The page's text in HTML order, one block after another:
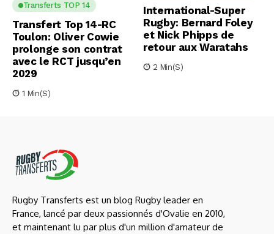
Transferts TOP 14
Transfert Top 14-RC
Toulon: Oliver Cowie
prolonge son contrat
avec le RCT jusqu’en
2029
1 Min(s)
International-Super
Rugby: Bernard Foley
et Nick Phipps de
retour aux Waratahs
2 Min(s)
Rugby Transferts est un blog Rugby leader en
France, lancé par deux passionnés d'Ovalie en 2010,
et maintenant lu par plus d'un million d'amateur de